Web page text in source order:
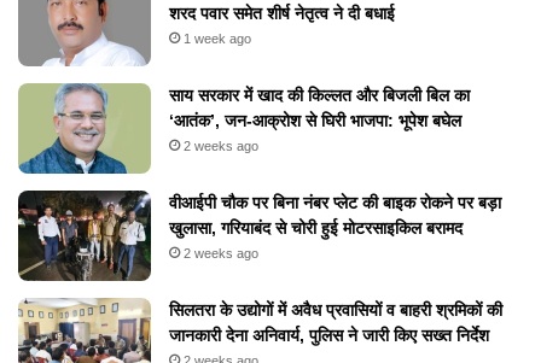
शरद पवार समेत शीर्ष नेतृत्व ने दी बधाई
1 week ago
​साय सरकार में खाद की किल्लत और बिजली बिल का
‘आतंक’, जन-आक्रोश से घिरी भाजपा: भूपेश बघेल
2 weeks ago
वीआईपी चौक पर बिना नंबर प्लेट की बाइक रोकने पर बड़ा
खुलासा, गरियाबंद से चोरी हुई मोटरसाइकिल बरामद
2 weeks ago
सिलतरा के उद्योगों में अवैध प्रवासियों व बाहरी श्रमिकों की
जानकारी देना अनिवार्य, पुलिस ने जारी किए सख्त निर्देश